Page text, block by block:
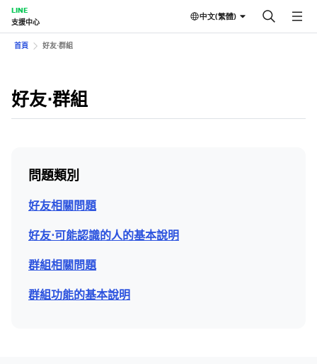
LINE
支援中心
中文(繁體)
首頁 好友⋅群組
好友⋅群組
問題類別
好友相關問題
好友⋅可能認識的人的基本說明
群組相關問題
群組功能的基本說明